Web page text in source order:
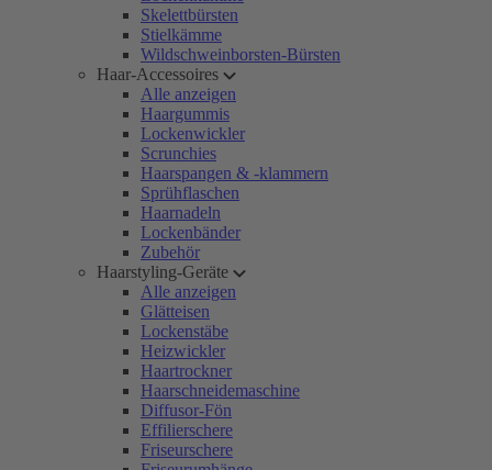
Skelettbürsten
Stielkämme
Wildschweinborsten-Bürsten
Haar-Accessoires
Alle anzeigen
Haargummis
Lockenwickler
Scrunchies
Haarspangen & -klammern
Sprühflaschen
Haarnadeln
Lockenbänder
Zubehör
Haarstyling-Geräte
Alle anzeigen
Glätteisen
Lockenstäbe
Heizwickler
Haartrockner
Haarschneidemaschine
Diffusor-Fön
Effilierschere
Friseurschere